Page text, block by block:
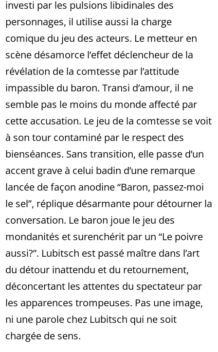
investi par les pulsions libidinales des
personnages, il utilise aussi la charge
comique du jeu des acteurs. Le metteur en
scène désamorce l’effet déclencheur de la
révélation de la comtesse par l’attitude
impassible du baron. Transi d’amour, il ne
semble pas le moins du monde affecté par
cette accusation. Le jeu de la comtesse se voit
à son tour contaminé par le respect des
bienséances. Sans transition, elle passe d’un
accent grave à celui badin d’une remarque
lancée de façon anodine “Baron, passez-moi
le sel”, réplique désarmante pour détourner la
conversation. Le baron joue le jeu des
mondanités et surenchérit par un “Le poivre
aussi?”. Lubitsch est passé maître dans l’art
du détour inattendu et du retournement,
déconcertant les attentes du spectateur par
les apparences trompeuses. Pas une image,
ni une parole chez Lubitsch qui ne soit
chargée de sens.